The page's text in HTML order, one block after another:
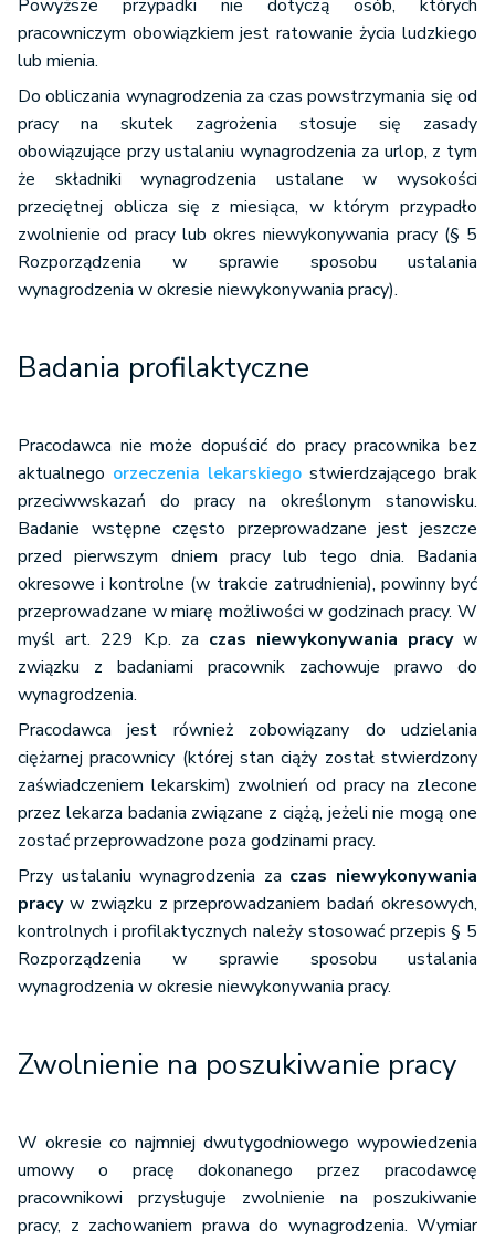
Powyższe przypadki nie dotyczą osób, których
pracowniczym obowiązkiem jest ratowanie życia ludzkiego
lub mienia.
Do obliczania wynagrodzenia za czas powstrzymania się od
pracy na skutek zagrożenia stosuje się zasady
obowiązujące przy ustalaniu wynagrodzenia za urlop, z tym
że składniki wynagrodzenia ustalane w wysokości
przeciętnej oblicza się z miesiąca, w którym przypadło
zwolnienie od pracy lub okres niewykonywania pracy (§ 5
Rozporządzenia w sprawie sposobu ustalania
wynagrodzenia w okresie niewykonywania pracy).
Badania profilaktyczne
Pracodawca nie może dopuścić do pracy pracownika bez
aktualnego orzeczenia lekarskiego stwierdzającego brak
przeciwwskazań do pracy na określonym stanowisku.
Badanie wstępne często przeprowadzane jest jeszcze
przed pierwszym dniem pracy lub tego dnia. Badania
okresowe i kontrolne (w trakcie zatrudnienia), powinny być
przeprowadzane w miarę możliwości w godzinach pracy. W
myśl art. 229 K.p. za czas niewykonywania pracyw
związku z badaniami pracownik zachowuje prawo do
wynagrodzenia.
Pracodawca jest również zobowiązany do udzielania
ciężarnej pracownicy (której stan ciąży został stwierdzony
zaświadczeniem lekarskim) zwolnień od pracy na zlecone
przez lekarza badania związane z ciążą, jeżeli nie mogą one
zostać przeprowadzone poza godzinami pracy.
Przy ustalaniu wynagrodzenia za czas niewykonywania
pracyw związku z przeprowadzaniem badań okresowych,
kontrolnych i profilaktycznych należy stosować przepis § 5
Rozporządzenia w sprawie sposobu ustalania
wynagrodzenia w okresie niewykonywania pracy.
Zwolnienie na poszukiwanie pracy
W okresie co najmniej dwutygodniowego wypowiedzenia
umowy o pracę dokonanego przez pracodawcę
pracownikowi przysługuje zwolnienie na poszukiwanie
pracy, z zachowaniem prawa do wynagrodzenia. Wymiar